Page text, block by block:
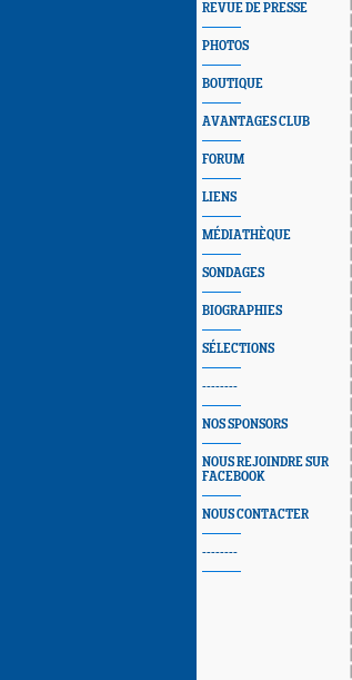
REVUE DE PRESSE
PHOTOS
BOUTIQUE
AVANTAGES CLUB
FORUM
LIENS
MÉDIATHÈQUE
SONDAGES
BIOGRAPHIES
SÉLECTIONS
--------
NOS SPONSORS
NOUS REJOINDRE SUR
FACEBOOK
NOUS CONTACTER
--------